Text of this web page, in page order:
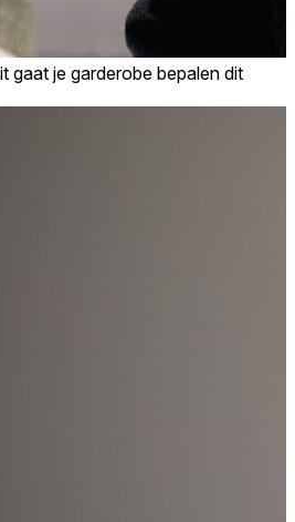
gaat je garderobe bepalen dit